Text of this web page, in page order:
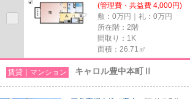
(管理費・共益費 4,000円)
敷：0万円｜礼：0万円
所在階：2階
間取り：1K
面積：26.71㎡
賃貸｜マンション キャロル豊中本町Ⅱ